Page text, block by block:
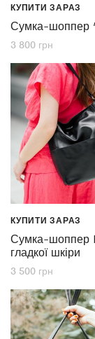
КУПИТИ ЗАРАЗ
Сумка-шоппер
3 800 грн
КУПИТИ ЗАРАЗ
Сумка-шоппер
гладкої шкіри
3 500 грн